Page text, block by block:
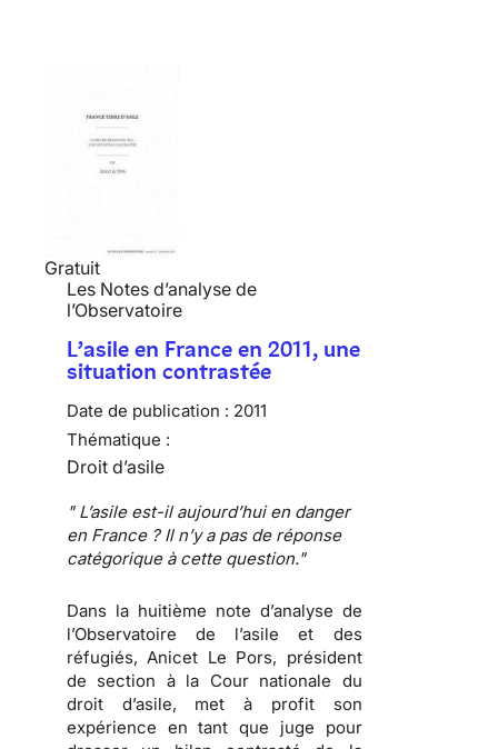
Gratuit
Les Notes d’analyse de
l’Observatoire
L’asile en France en 2011, une
situation contrastée
Date de publication : 2011
Thématique :
Droit d’asile
" L’asile est-il aujourd’hui en danger
en France ? Il n’y a pas de réponse
catégorique à cette question."
Dans la huitième note d’analyse de
l’Observatoire de l’asile et des
réfugiés,Anicet Le Pors, président
de section à la Cour nationale du
droit d’asile, met à profit son
expérience en tant que juge pour